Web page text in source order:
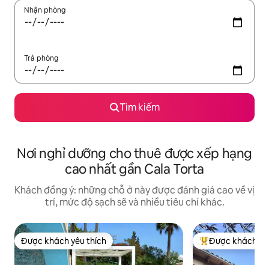
Nhận phòng
Trả phòng
Tìm kiếm
Nơi nghỉ dưỡng cho thuê được xếp hạng
cao nhất gần Cala Torta
Khách đồng ý: những chỗ ở này được đánh giá cao về vị
trí, mức độ sạch sẽ và nhiều tiêu chí khác.
Được khách yêu thích
Được khách yêu thích Được khách yêu
Được khách